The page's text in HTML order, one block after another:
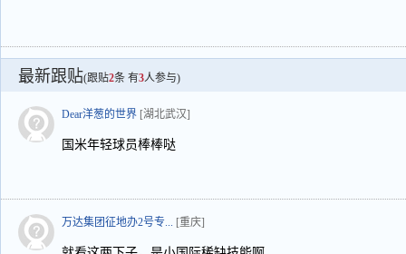
最新跟贴(跟贴2条 有3人参与)
Dear洋葱的世界 [湖北武汉]
国米年轻球员棒棒哒
万达集团征地办2号专... [重庆]